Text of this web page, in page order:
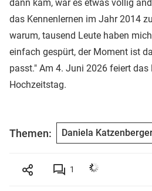
dann kam, war es etwas völlig
das Kennenlernen im Jahr 2014
warum, tausend Leute haben
einfach gespürt, der Moment ist
passt." Am 4. Juni 2026 feiert das
Hochzeitstag.
Themen: Daniela
1